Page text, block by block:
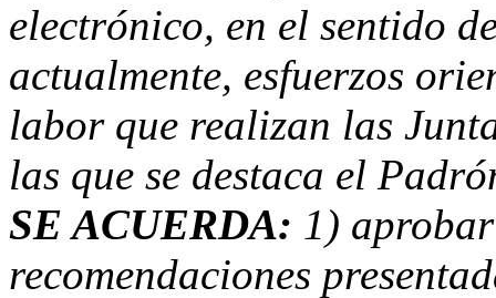
electrónico, en el sentido
actualmente, esfuerzos
labor que realizan las
las que se destaca el
SE ACUERDA: 1)
recomendaciones